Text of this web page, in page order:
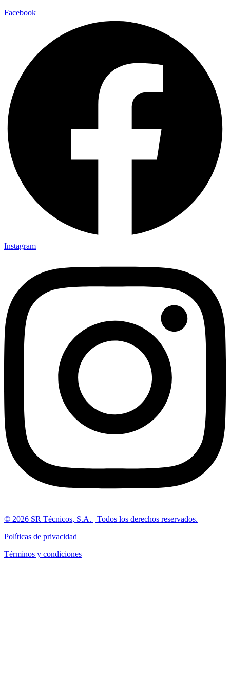
Facebook
Instagram
© 2026 SR Técnicos, S.A. | Todos los derechos reservados.
Políticas de privacidad
Términos y condiciones